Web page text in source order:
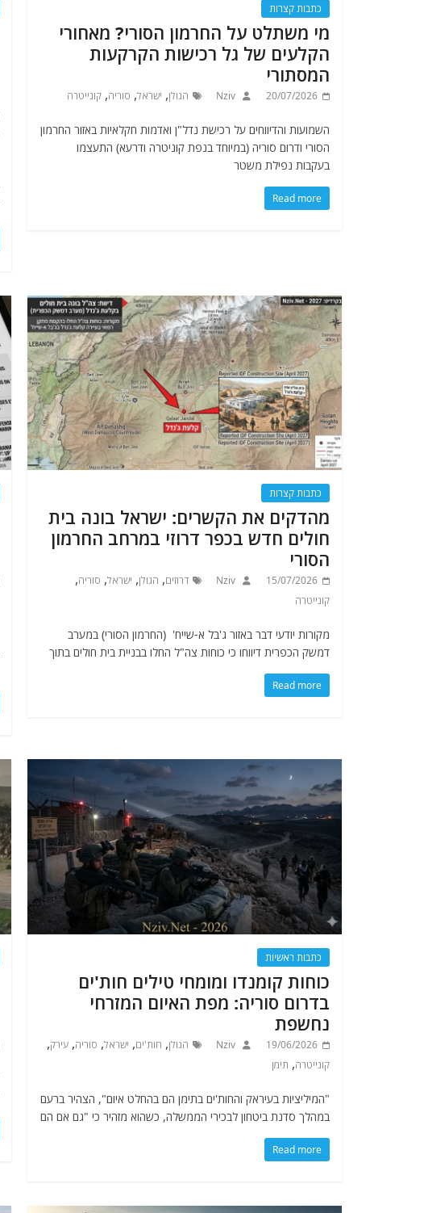
כתבות קצרות
מי משתלט על החרמון הסורי? מאחורי
הקלעים של גל רכישות הקרקעות
המסתורי
20/07/2026
Nziv הגולן, ישראל, סוריה, קונייטרה
השמועות והדיווחים על רכישת נדל"ן ואדמות חקלאיות באזור החרמון
הסורי ודרום סוריה (במיוחד בנפת קוניטרה ודרעא) התעצמו
בעקבות נפילת משטר
Read more
כתבות קצרות
מהדקים את הקשרים: ישראל בונה בית
חולים חדש בכפר דרוזי במרחב החרמון
הסורי
15/07/2026
Nziv דרוזים, הגולן, ישראל, סוריה,
קונייטרה
מקורות יודעי דבר באזור ג'בל א-שייח' (החרמון הסורי) במערב
דמשק הכפרית דיווחו כי כוחות צה"ל החלו בבניית בית חולים בתוך
Read more
כתבות ראשיות
כוחות קומנדו ומומחי טילים חות'ים
בדרום סוריה: מפת האיום המזרחי
נחשפת
19/06/2026
Nziv הגולן, חות'ים, ישראל, סוריה, עירק,
קונייטרה, תימן
"המיליציות בעיראק והחות'ים בתימן הם בהחלט איום", הצהיר ברעם
במהלך סדנת ביטחון לבכירי הממשלה, כשהוא מזהיר כי "גם אם הם
Read more